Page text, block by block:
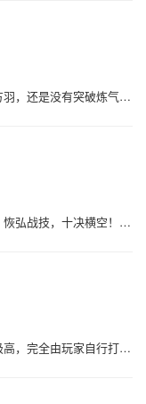
简介： 修炼了将近五千年的方羽，还是没有突破炼气期…… “我真的只有炼气期，但你们别惹我！”
简介： 浩瀚宇宙，无尽种族！恢弘战技，十决横空！远古独姓，百强战榜！以我之名，脚踏星空！2200年的一天，当人类第一次登上海王星
简介： 《抉择》是款自由度极高，完全由玩家自行打造特色角色的新时代网游，正处于老式键盘鼠标网游向虚拟头盔网游转型的过渡期，服务器